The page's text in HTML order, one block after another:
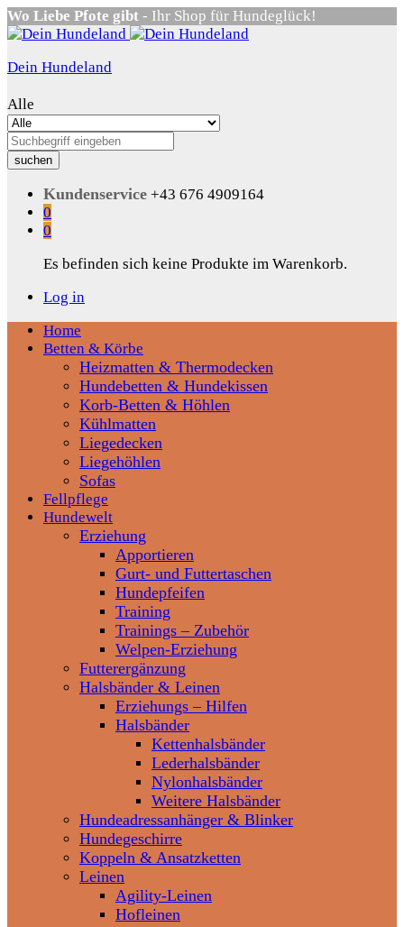
Wo Liebe Pfote gibt - Ihr Shop für Hundeglück!
Dein Hundeland
Alle
suchen
Kundenservice +43 676 4909164
0
0
Es befinden sich keine Produkte im Warenkorb.
Log in
Home
Betten & Körbe
Heizmatten & Thermodecken
Hundebetten & Hundekissen
Korb-Betten & Höhlen
Kühlmatten
Liegedecken
Liegehöhlen
Sofas
Fellpflege
Hundewelt
Erziehung
Apportieren
Gurt- und Futtertaschen
Hundepfeifen
Training
Trainings – Zubehör
Welpen-Erziehung
Futterergänzung
Halsbänder & Leinen
Erziehungs – Hilfen
Halsbänder
Kettenhalsbänder
Lederhalsbänder
Nylonhalsbänder
Weitere Halsbänder
Hundeadressanhänger & Blinker
Hundegeschirre
Koppeln & Ansatzketten
Leinen
Agility-Leinen
Hofleinen